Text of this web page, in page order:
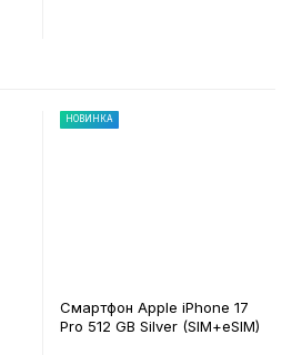
НОВИНКА
Смартфон Apple iPhone 17
Pro 512 GB Silver (SIM+eSIM)